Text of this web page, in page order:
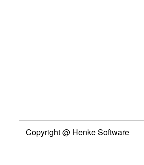
Copyright @ Henke Software